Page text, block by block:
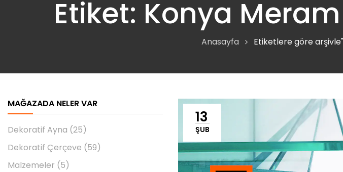
Etiket: Konya
Anasayfa Etiketlere göre
MAĞAZADA NELER VAR
Dekoratif Ayna (25)
Dekoratif Çerçeve (59)
Malzemeler (5)
13
ŞUB